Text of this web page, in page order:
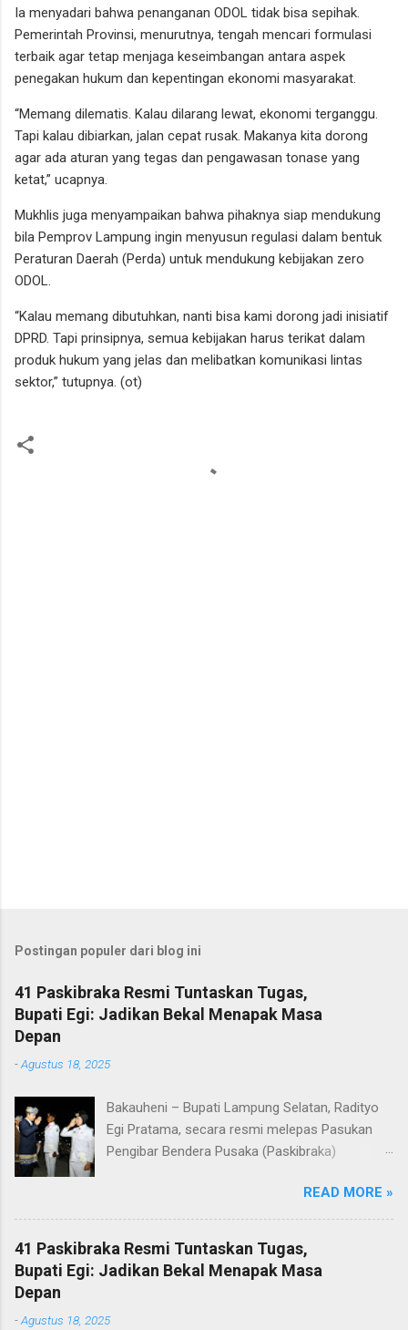
Ia menyadari bahwa penanganan ODOL tidak bisa sepihak.
Pemerintah Provinsi, menurutnya, tengah mencari formulasi
terbaik agar tetap menjaga keseimbangan antara aspek
penegakan hukum dan kepentingan ekonomi masyarakat.
“Memang dilematis. Kalau dilarang lewat, ekonomi terganggu.
Tapi kalau dibiarkan, jalan cepat rusak. Makanya kita dorong
agar ada aturan yang tegas dan pengawasan tonase yang
ketat,” ucapnya.
Mukhlis juga menyampaikan bahwa pihaknya siap mendukung
bila Pemprov Lampung ingin menyusun regulasi dalam bentuk
Peraturan Daerah (Perda) untuk mendukung kebijakan zero
ODOL.
“Kalau memang dibutuhkan, nanti bisa kami dorong jadi inisiatif
DPRD. Tapi prinsipnya, semua kebijakan harus terikat dalam
produk hukum yang jelas dan melibatkan komunikasi lintas
sektor,” tutupnya. (ot)
Postingan populer dari blog ini
41 Paskibraka Resmi Tuntaskan Tugas,
Bupati Egi: Jadikan Bekal Menapak Masa
Depan
-Agustus 18, 2025
Bakauheni – Bupati Lampung Selatan, Radityo
Egi Pratama, secara resmi melepas Pasukan
Pengibar Bendera Pusaka (Paskibraka)
Pelepasan dilakukan usai upacara penurunan
bendera di Lapangan Menara Siger, Bakauheni,
Minggu malam (17/8/2025). Sebanyak 41
anggota Paskibraka yang sebelumnya sukses
mengibarkan Sang Saka Merah Putih pada
Indonesia di Kabupaten Lampung Selatan, kini
READ MORE »
41 Paskibraka Resmi Tuntaskan Tugas,
Bupati Egi: Jadikan Bekal Menapak Masa
Depan
-Agustus 18, 2025